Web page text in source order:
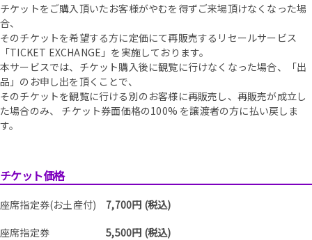
チケットをご購入頂いたお客様がやむを得ずご来場頂けなくなった場
合、
そのチケットを希望する方に定価にて再販売するリセールサービス
「TICKET EXCHANGE」を実施しております。
本サービスでは、チケット購入後に観覧に行けなくなった場合、「出
品」のお申し出を頂くことで、
そのチケットを観覧に行ける別のお客様に再販売し、再販売が成立し
た場合のみ、 チケット券面価格の100% を譲渡者の方に払い戻しま
す。
チケット価格
座席指定券(お土産付)
7,700円 (税込)
座席指定券
5,500円 (税込)